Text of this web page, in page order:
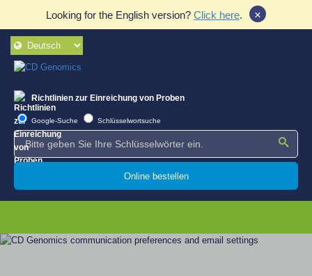
Looking for the English version? Click here. ×
Richtlinien zur Einreichung von Proben
Google-Suche Schlüsselwortsuche
Online bestellen